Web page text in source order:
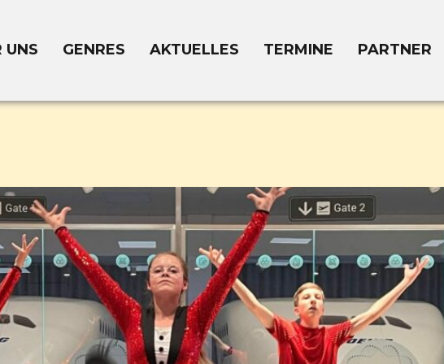
UNS GENRES AKTUELLES TERMINE PARTNER